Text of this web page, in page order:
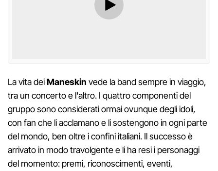
La vita deiManeskin vede la band sempre in viaggio,
tra un concerto e l'altro. I quattro componenti del
gruppo sono considerati ormai ovunque degli idoli,
con fan che li acclamano e li sostengono in ogni parte
del mondo, ben oltre i confini italiani. Il successo è
arrivato in modo travolgente e li ha resi i personaggi
del momento: premi, riconoscimenti, eventi,